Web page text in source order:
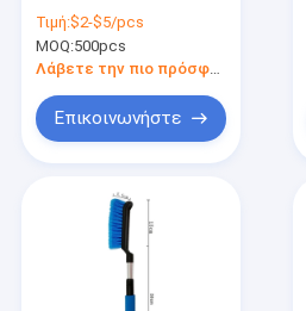
Προϊόντα
Εμφάνιση VR
βουρτσών
χειμερινού χιονιού
για το αυτοκίνητο
Τιμή:$2-$5/pcs
MOQ:500pcs
Λάβετε την πιο πρόσφατη τιμή
Επικοινωνήστε